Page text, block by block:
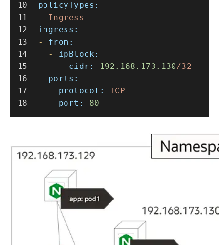
policyTypes:
-
Ingress
ingress:
-
from:
-
ipBlock:
cidr:
192.168 .173 .130/32
ports:
-
protocol:
TCP
port:
80